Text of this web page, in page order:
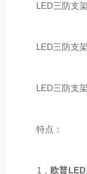
LED三防支架-
LED三防支架-
LED三防支架-
特点：
1， 欧普